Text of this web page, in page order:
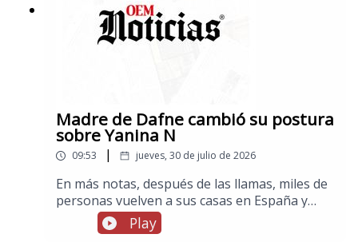
Madre de Dafne cambió su postura
sobre Yanina N
09:53 | jueves, 30 de julio de 2026
En más notas, después de las llamas, miles de
personas vuelven a sus casas en España y
Francia, en los espectáculos, cuatro mujeres
acusan a Jared Leto de conducta sexual
Play